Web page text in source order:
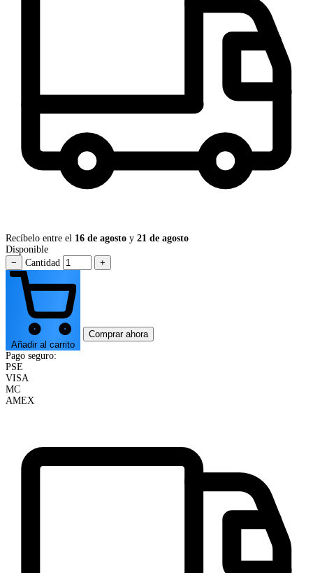
Recíbelo entre el 16 de agosto y 21 de agosto
Disponible
−
Cantidad +
Añadir al carrito
Comprar ahora
Pago seguro:
PSE
VISA
MC
AMEX